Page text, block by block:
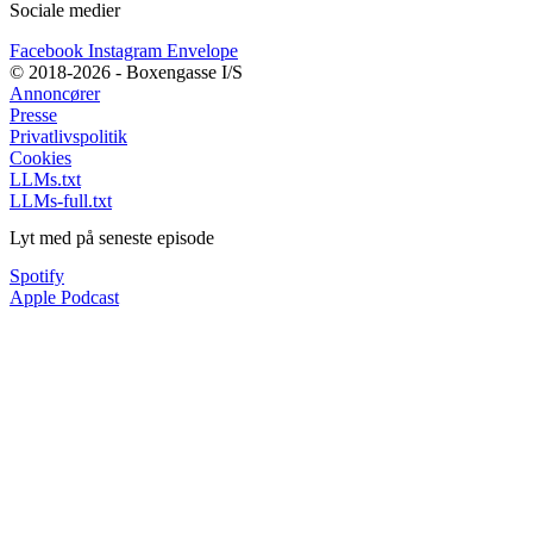
Sociale medier
Facebook Instagram Envelope
© 2018-2026 - Boxengasse I/S
Annoncører
Presse
Privatlivspolitik
Cookies
LLMs.txt
LLMs-full.txt
Lyt med på seneste episode
Spotify
Apple Podcast